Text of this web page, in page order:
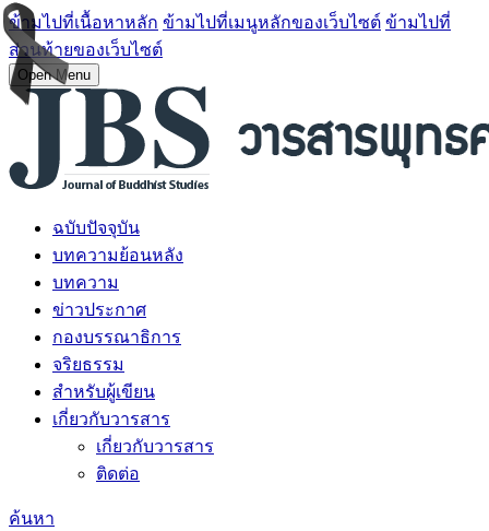
ข้ามไปที่เนื้อหาหลัก ข้ามไปที่เมนูหลักของเว็บไซต์ ข้ามไปที่
ส่วนท้ายของเว็บไซต์
Open Menu
ฉบับปัจจุบัน
บทความย้อนหลัง
บทความ
ข่าวประกาศ
กองบรรณาธิการ
จริยธรรม
สำหรับผู้เขียน
เกี่ยวกับวารสาร
เกี่ยวกับวารสาร
ติดต่อ
ค้นหา